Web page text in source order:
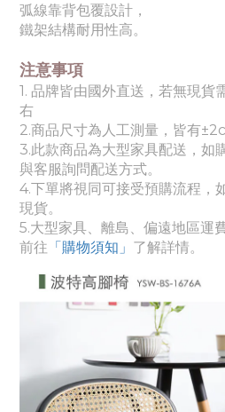
弧線靠背包覆設計，
鐵架結構耐用性高。
注意事項
1. 品牌皆由國外直送，若無現
右
2.商品尺寸為人工測量，皆有
3.此款商品為大型家具配送，如
與客服詢問配送方式。
4.下單將視同可接受預購流程，
現貨。
5.大型家具、離島、偏遠地區運
前往 「購物須知」 了解詳情。